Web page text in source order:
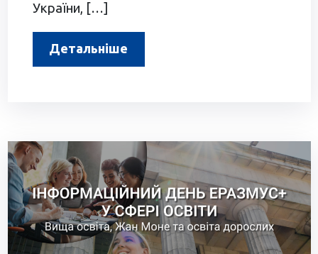
України, […]
Детальніше